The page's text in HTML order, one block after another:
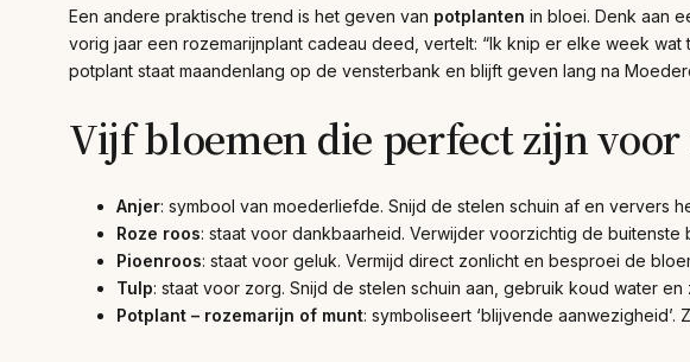
Een andere praktische trend is het geven van potplanten in bloei. Denk aan
vorig jaar een rozemarijnplant cadeau deed, vertelt: “Ik knip er elke week
potplant staat maandenlang op de vensterbank en blijft geven lang na
Vijf bloemen die perfect zijn
Anjer: symbool van moederliefde. Snijd de stelen schuin af en ververs
Roze roos: staat voor dankbaarheid. Verwijder voorzichtig de
Pioenroos: staat voor geluk. Vermijd direct zonlicht en besproei de
Tulp: staat voor zorg. Snijd de stelen schuin aan, gebruik koud water
Potplant – rozemarijn of munt: symboliseert ‘blijvende